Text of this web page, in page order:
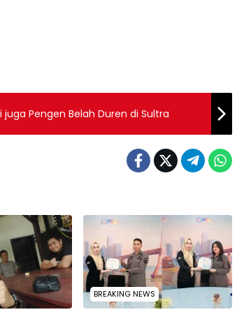
juga Pengen Belah Duren di Sultra
BREAKING NEWS